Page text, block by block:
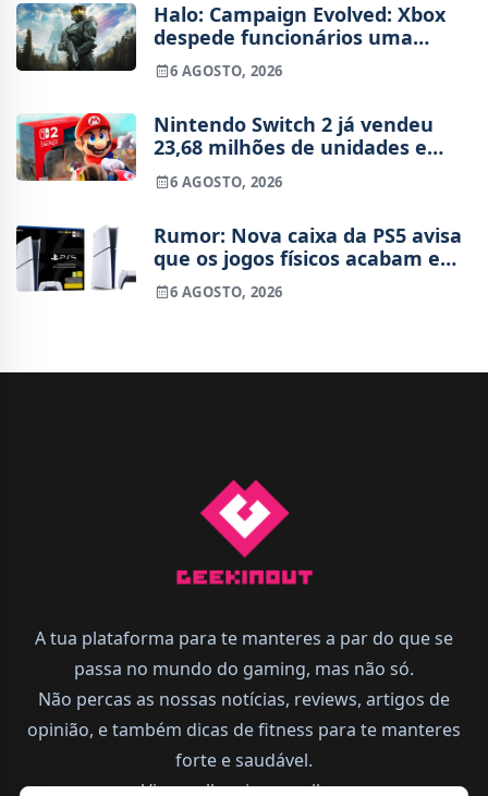
Halo: Campaign Evolved: Xbox
despede funcionários uma
semana após o lançamento
6 AGOSTO, 2026
Nintendo Switch 2 já vendeu
23,68 milhões de unidades e
está 4 milhões à frente da
Switch original no mesmo
6 AGOSTO, 2026
Rumor: Nova caixa da PS5 avisa
que os jogos físicos acabam em
2028
6 AGOSTO, 2026
A tua plataforma para te manteres a par do que se
passa no mundo do gaming, mas não só.
Não percas as nossas notícias, reviews, artigos de
opinião, e também dicas de fitness para te manteres
forte e saudável.
Vive melhor, joga melhor.